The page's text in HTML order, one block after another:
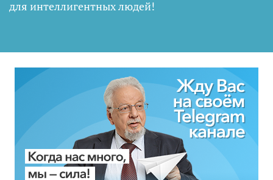
для интеллигентных людей!